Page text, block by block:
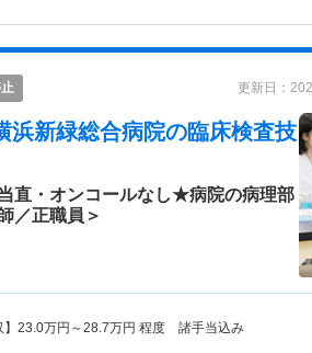
更新日：
浜新緑総合病院の臨床検査技
直・オンコールなし★病院の病理部
／正職員＞
23.0万円～28.7万円 程度 諸手当込み